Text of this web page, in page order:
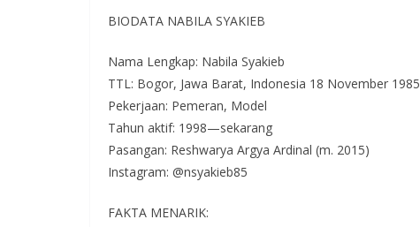
BIODATA NABILA SYAKIEB
Nama Lengkap: Nabila Syakieb
TTL: Bogor, Jawa Barat, Indonesia 18 November 1985
Pekerjaan: Pemeran, Model
Tahun aktif: 1998—sekarang
Pasangan: Reshwarya Argya Ardinal (m. 2015)
Instagram: @nsyakieb85
FAKTA MENARIK: